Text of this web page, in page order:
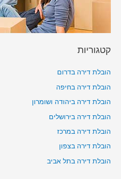
קטגוריות
הובלת דירה בדרום
הובלת דירה בחיפה
הובלת דירה ביהודה ושומרון
הובלת דירה בירושלים
הובלת דירה במרכז
הובלת דירה בצפון
הובלת דירה בתל אביב